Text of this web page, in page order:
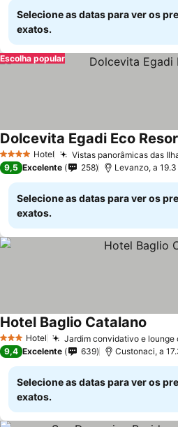
Selecione as datas para ver os
exatos.
Escolha popular
4 EstrelasHotel Vistas panorâmicas das
Dolcevita Egadi Eco
9,5 Excelente 258 Levanzo, a
Selecione as datas para ver os
exatos.
3 EstrelasHotel Jardim convidativo e lounge
Hotel Baglio Catalano
9,4 Excelente 639 Custonaci, a
Selecione as datas para ver os
exatos.